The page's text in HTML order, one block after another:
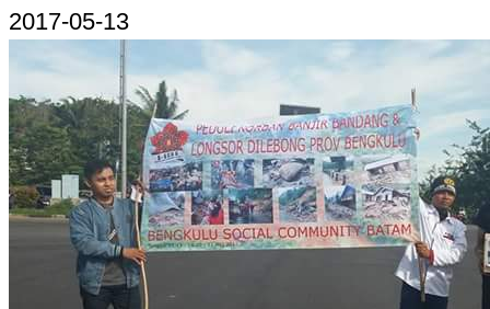
2017-05-13